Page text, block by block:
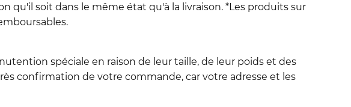
qu'il soit dans le même état qu'à la livraison. *Les produits sur
spéciale en raison de leur taille, de leur poids et des
confirmation de votre commande, car votre adresse et les